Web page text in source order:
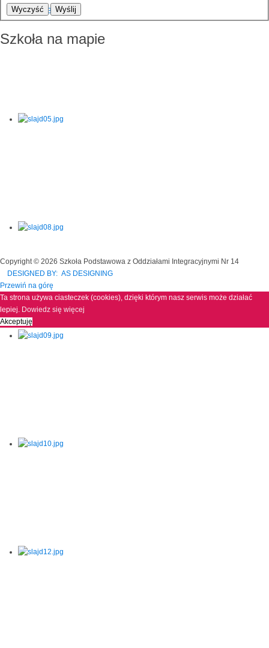
Wyczyść Wyślij
Szkoła na mapie
Copyright © 2026 Szkoła Podstawowa z Oddziałami Integracyjnymi Nr 14
DESIGNED BY: AS DESIGNING
Przewiń na górę
Ta strona używa ciasteczek (cookies), dzięki którym nasz serwis może działać
lepiej. Dowiedz się więcej
Akceptuję